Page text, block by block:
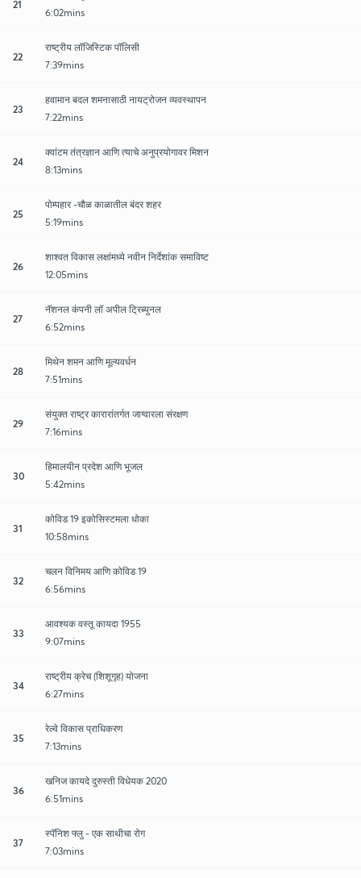
21
6:02mins
22
राष्ट्रीय लॉजिस्टिक पॉलिसी
7:39mins
23
हवामान बदल शमनासाठी नायट्रोजन व्यवस्थापन
7:22mins
24
क्वांटम तंत्रज्ञान आणि त्याचे अनुप्रयोगावर मिशन
8:13mins
25
पोम्पहार -चौळ काळातील बंदर शहर
5:19mins
26
शाश्वत विकास लक्षांमध्ये नवीन निर्देशांक समाविष्ट
12:05mins
27
नॅशनल कंपनी लॉ अपील ट्रिब्युनल
6:52mins
28
मिथेन शमन आणि मूल्यवर्धन
7:51mins
29
संयुक्त राष्ट्र कारारांतर्गत जाग्वारला संरक्षण
7:16mins
30
हिमालयीन प्रदेश आणि भूजल
5:42mins
31
कोविड 19 इकोसिस्टमला धोका
10:58mins
32
चलन विनिमय आणि कोविड 19
6:56mins
33
आवश्यक वस्तू कायदा 1955
9:07mins
34
राष्ट्रीय क्रेच (शिशूगृह) योजना
6:27mins
35
रेल्वे विकास प्राधिकरण
7:13mins
36
खनिज कायदे दुरुस्ती विधेयक 2020
6:51mins
37
स्पॅनिश फ्लु - एक साथीचा रोग
7:03mins